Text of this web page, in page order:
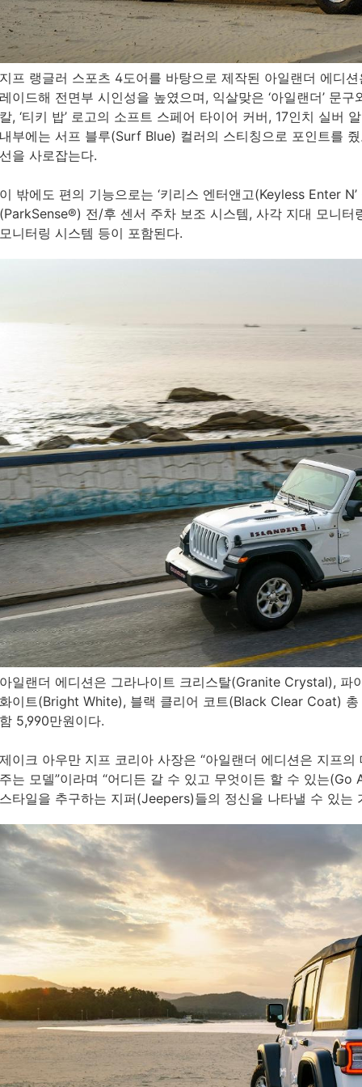
프 랭글러 스포츠 4도어를 바탕으로 제작된 아일랜더 에디
이드해 전면부 시인성을 높였으며, 익살맞은 ‘아일랜더’ 문
, ‘티키 밥’ 로고의 소프트 스페어 타이어 커버, 17인치 실버
부에는 서프 블루(Surf Blue) 컬러의 스티칭으로 포인트를
을 사로잡는다.
밖에도 편의 기능으로는 ‘키리스 엔터앤고(Keyless Enter
전/후 센서 주차 보조 시스템, 사각 지대 모니터
니터링 시스템 등이 포함된다.
일랜더 에디션은 그라나이트 크리스탈(Granite Crystal), 파
이트(Bright White), 블랙 클리어 코트(Black Clear Coat)
5,990만원이다.
이크 아우만 지프 코리아 사장은 “아일랜더 에디션은 지프
는 모델”이라며 “어디든 갈 수 있고 무엇이든 할 수 있는
타일을 추구하는 지퍼(Jeepers)들의 정신을 나타낼 수 있는